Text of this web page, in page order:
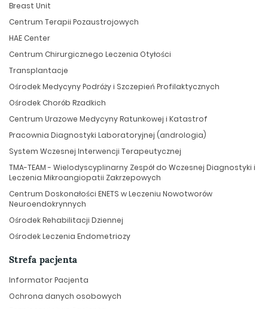
Breast Unit
Centrum Terapii Pozaustrojowych
HAE Center
Centrum Chirurgicznego Leczenia Otyłości
Transplantacje
Ośrodek Medycyny Podróży i Szczepień Profilaktycznych
Ośrodek Chorób Rzadkich
Centrum Urazowe Medycyny Ratunkowej i Katastrof
Pracownia Diagnostyki Laboratoryjnej (andrologia)
System Wczesnej Interwencji Terapeutycznej
TMA-TEAM - Wielodyscyplinarny Zespół do Wczesnej Diagnostyki i
Leczenia Mikroangiopatii Zakrzepowych
Centrum Doskonałości ENETS w Leczeniu Nowotworów
Neuroendokrynnych
Ośrodek Rehabilitacji Dziennej
Ośrodek Leczenia Endometriozy
Strefa pacjenta
Informator Pacjenta
Ochrona danych osobowych